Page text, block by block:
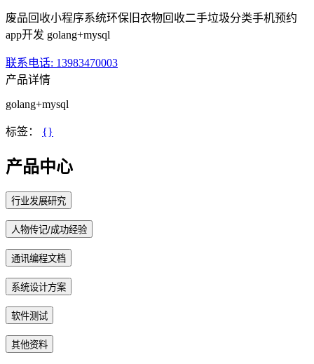
废品回收小程序系统环保旧衣物回收二手垃圾分类手机预约
app开发 golang+mysql
联系电话: 13983470003
产品详情
golang+mysql
标签： {}
产品中心
行业发展研究
人物传记/成功经验
通讯编程文档
系统设计方案
软件测试
其他资料